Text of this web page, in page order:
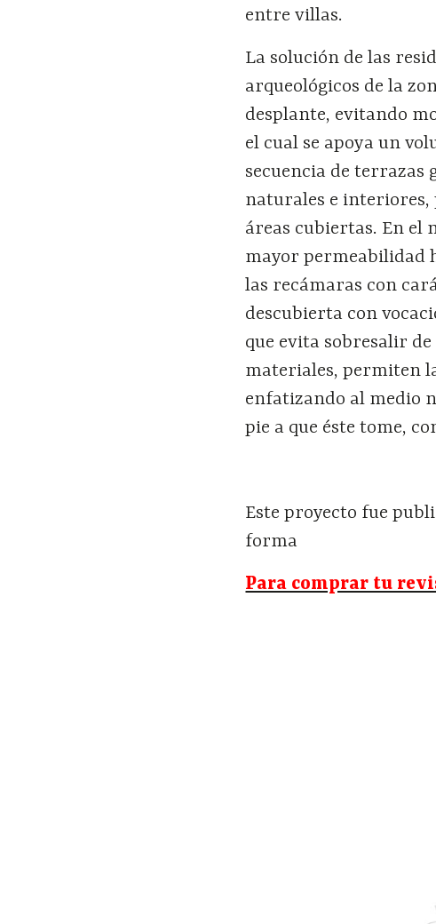
entre villas.
La solución de las
arqueológicos de la
desplante, evitando
el cual se apoya un
secuencia de terrazas
naturales e interiores,
áreas cubiertas. En el
mayor permeabilidad
las recámaras con
descubierta con
que evita sobresalir de
materiales, permiten
enfatizando al medio
pie a que éste tome,
Este proyecto fue
forma
Para comprar tu